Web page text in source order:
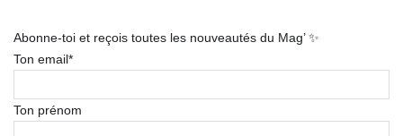
Abonne-toi et reçois toutes les nouveautés du Mag’ ✨
Ton email*
Ton prénom